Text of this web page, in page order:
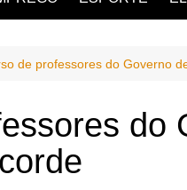
de professores do Governo
do